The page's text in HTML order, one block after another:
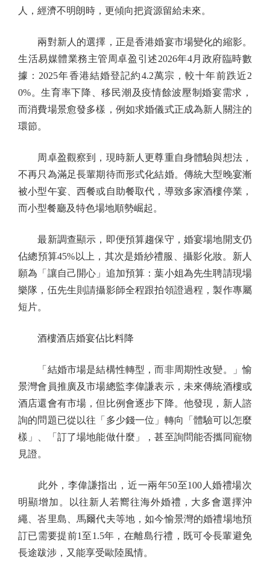
人，經濟不明朗時，更傾向把資源留給未來。
兩對新人的選擇，正是香港婚宴市場變化的縮影。
生活易媒體業務主管周卓盈引述2026年4月政府臨時數
據：2025年香港結婚登記約4.2萬宗，較十年前跌近2
0%。生育率下降、移民潮及疫情餘波壓制婚宴需求，
而消費場景愈發多樣，例如求婚儀式正成為新人關注的
環節。
周卓盈觀察到，現時新人更尊重自身體驗與想法，
不再只為滿足長輩期待而形式化結婚。傳統大型晚宴漸
被小型午宴、西餐或自助餐取代，導致多家酒樓停業，
而小型餐廳及特色場地順勢崛起。
最新調查顯示，即便預算趨保守，婚宴場地開支仍
佔總預算45%以上，其次是婚紗禮服、攝影化妝。新人
願為「讓自己開心」追加預算：葉小姐為先生聘請現場
樂隊，伍先生則請攝影師全程跟拍領證過程，製作專屬
短片。
酒樓酒店婚宴佔比料降
「結婚市場是結構性轉型，而非周期性改變。」愉
景灣會員推廣及市場總監李偉謙表示，未來傳統酒樓或
酒店還會有市場，但比例會逐步下降。他發現，新人諮
詢的問題已從以往「多少錢一位」轉向「體驗可以怎麼
樣」、「訂了場地能做什麼」，甚至詢問能否攜同寵物
見證。
此外，李偉謙指出，近一兩年50至100人婚禮場次
明顯增加。以往新人若嚮往海外婚禮，大多會選擇沖
繩、峇里島、馬爾代夫等地，如今愉景灣的婚禮場地預
訂已需要提前1至1.5年，在離島行禮，既可令長輩避免
長途跋涉，又能享受歐陸風情。